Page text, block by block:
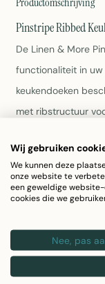
Pinstripe Ribbed
De Linen & More
functionaliteit in uw
keukendoeken
met ribstructuur
Set bevat 8
Afmetingen:
Materiaal:
Kleur: Geel
Linen & More
Wij gebruiken
We kunnen deze
onze website te
een geweldige
cookies die we
Nee, pas